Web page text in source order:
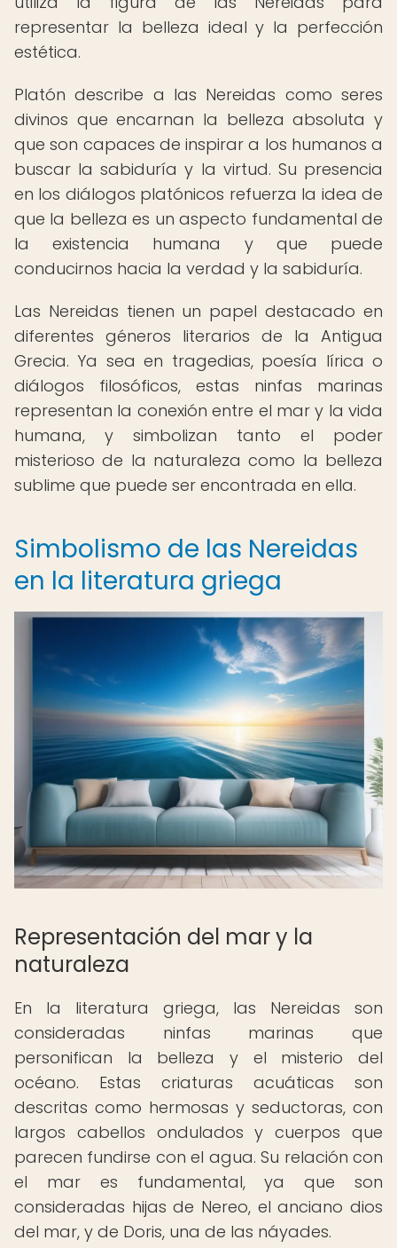
representar la belleza ideal y la perfección
estética.
Platón describe a las Nereidas como seres
divinos que encarnan la belleza absoluta y
que son capaces de inspirar a los humanos a
buscar la sabiduría y la virtud. Su presencia
en los diálogos platónicos refuerza la idea de
que la belleza es un aspecto fundamental de
la existencia humana y que puede
conducirnos hacia la verdad y la sabiduría.
Las Nereidas tienen un papel destacado en
diferentes géneros literarios de la Antigua
Grecia. Ya sea en tragedias, poesía lírica o
diálogos filosóficos, estas ninfas marinas
representan la conexión entre el mar y la vida
humana, y simbolizan tanto el poder
misterioso de la naturaleza como la belleza
sublime que puede ser encontrada en ella.
Simbolismo de las Nereidas
en la literatura griega
Representación del mar y la
naturaleza
En la literatura griega, las Nereidas son
consideradas ninfas marinas que
personifican la belleza y el misterio del
océano. Estas criaturas acuáticas son
descritas como hermosas y seductoras, con
largos cabellos ondulados y cuerpos que
parecen fundirse con el agua. Su relación con
el mar es fundamental, ya que son
consideradas hijas de Nereo, el anciano dios
del mar, y de Doris, una de las náyades.